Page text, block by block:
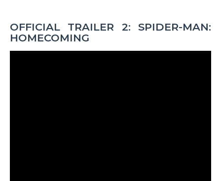
OFFICIAL TRAILER 2: SPIDER-MAN:
HOMECOMING